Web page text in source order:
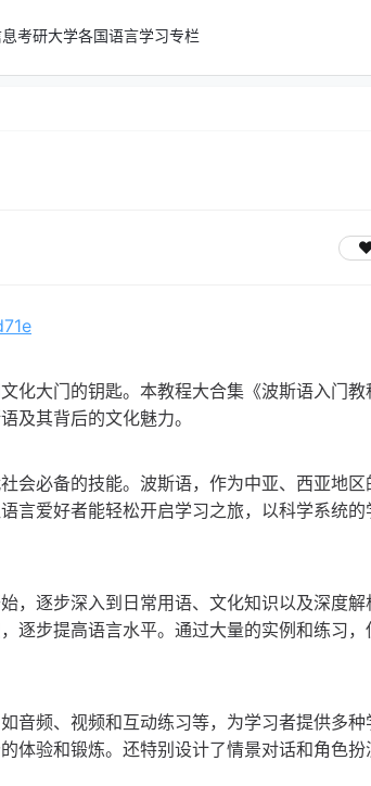
考研大学各国语言学习专栏
化大门的钥匙。本教程大合集《波斯语入门教
及其背后的文化魅力。
会必备的技能。波斯语，作为中亚、西亚地区
言爱好者能轻松开启学习之旅，以科学系统的
逐步深入到日常用语、文化知识以及深度解
逐步提高语言水平。通过大量的实例和练习，
频、视频和互动练习等，为学习者提供多种
验和锻炼。还特别设计了情景对话和角色扮